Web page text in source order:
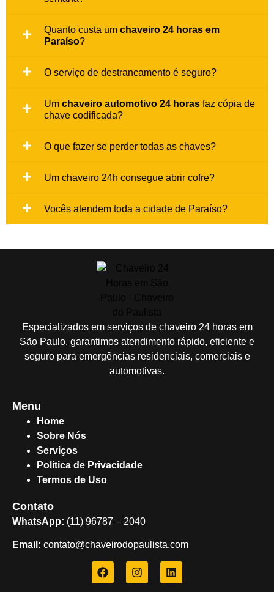
Quanto custa um chaveiro 24 horas em
Paraíso?
O serviço de destrancamento é seguro?
Um chaveiro automotivo 24 horas faz cópia de
chave codificada?
O que fazer se perder todas as chaves?
Um chaveiro 24h consegue abrir cofre?
Vocês atendem toda a cidade de Paraíso?
Especializados em serviços de chaveiro 24 horas em
São Paulo, garantimos atendimento rápido, eficiente e
seguro para emergências residenciais, comerciais e
automotivas.
Menu
Home
Sobre Nós
Serviços
Política de Privacidade
Termos de Uso
Contato
WhatsApp: (11) 96787 – 2040
Email: contato@chaveirodopaulista.com